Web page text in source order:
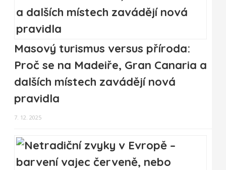
Masový turismus versus příroda:
Proč se na Madeiře, Gran Canaria a
dalších místech zavádějí nová
pravidla
7. 12. 2025